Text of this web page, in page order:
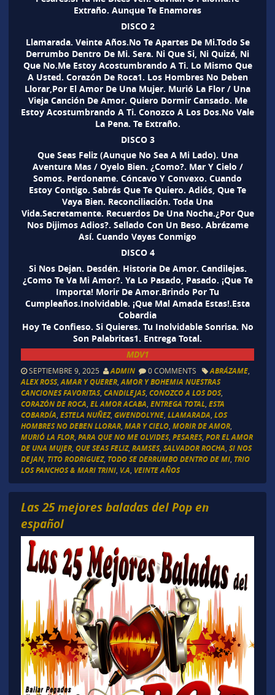
Extraño. Aunque Te Enamores
DISCO 2
Llamarada. Veinte Años.No Te Apartes De Mi.Todo Se
Derrumbo Dentro De Mi. Sera. Ni Que Si, Ni Quizá, Ni
Que No.Me Estoy Acostumbrando A Ti. Lo Mismo Que
A Usted. Corazón De Roca1. Los Hombres No Deben
Llorar,Por El Amor De Una Mujer. Murió La Flor / Una
Vieja Canción De Amor. Quiero Dormir Cansado. Me
Estoy Acostumbrando A Ti. Conozco A Los Dos.No Vale
La Pena. Te Extraño.
DISCO 3
Que Seas Feliz (Aunque No Sea A Mi Lado). Una
Aventura Mas / Oyelo Bien. ¿Como?. Mar Y Cielo /
Somos. Perdoname. Cóncavo Y Convexo. Cuando
Estoy Contigo. Sabrás Que Te Quiero. Adiós, Que Te
Vaya Bien. Reconciliación. Toda Una
Vida.Secretamente. Recuerdos De Una Noche.¿Por Que
Nos Dijimos Adios?. Sellado Con Un Beso. Abrázame
Así. Cuando Vayas Conmigo
DISCO 4
Si Nos Dejan. Desdén. Historia De Amor. Candilejas.
¿Como Te Va Mi Amor?. Ya Lo Pasado, Pasado. ¡Que Te
Importa! Morir De Amor.Brindo Por Tu
Cumpleaños.Inolvidable. ¡Que Mal Amada Estas!.Esta
Cobardia
Hoy Te Confieso. Si Quieres. Tu Inolvidable Sonrisa. No
Son Palabritas1. Entrega Total.
MDV1
SEPTIEMBRE 9, 2025 ADMIN 0 COMMENTS ABRÁZAME,
ALEX ROSS, AMAR Y QUERER, AMOR Y BOHEMIA NUESTRAS
CANCIONES FAVORITAS, CANDILEJAS, CONOZCO A LOS DOS,
CORAZÓN DE ROCA EL AMOR ACABA ENTREGA TOTAL, ESTA
COBARDÍA ESTELA NUÑEZ, GWENDOLYNE, LLAMARADA LOS
HOMBRES NO DEBEN LLORAR, MAR Y CIELO, MORIR DE AMOR,
MURIÓ LA FLOR, PARA QUE NO ME OLVIDES, PESARES, POR EL AMOR
DE UNA MUJER, QUE SEAS FELIZ, RAMSES, SALVADOR ROCHA SI NOS
DEJAN, TITO RODRIGUEZ, TODO SE DERRUMBO DENTRO DE MI, TRIO
LOS PANCHOS & MARI TRINI, V.A VEINTE AÑOS
Las 25 mejores baladas del Pop en
español